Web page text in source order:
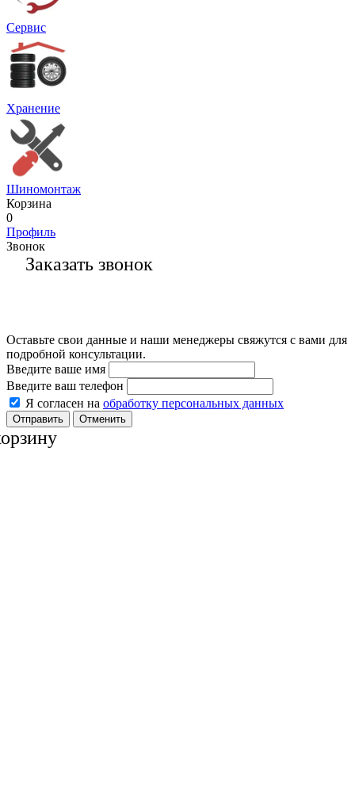
Сервис
Хранение
Шиномонтаж
Корзина
0
Профиль
Звонок
Заказать звонок
Оставьте свои данные и наши менеджеры свяжутся с вами для
подробной консультации.
Введите ваше имя
Введите ваш телефон
Я согласен на обработку персональных данных
Отменить